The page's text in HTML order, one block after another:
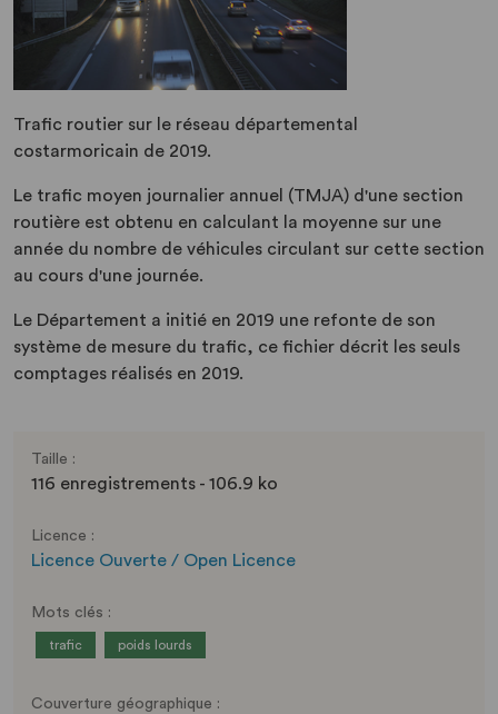
Trafic routier sur le réseau départemental
costarmoricain de 2019.
Le trafic moyen journalier annuel (TMJA) d'une section
routière est obtenu en calculant la moyenne sur une
année du nombre de véhicules circulant sur cette section
au cours d'une journée.
Le Département a initié en 2019 une refonte de son
système de mesure du trafic, ce fichier décrit les seuls
comptages réalisés en 2019.
Taille :
116 enregistrements - 106.9 ko
Licence :
Licence Ouverte / Open Licence
Mots clés :
trafic poids lourds
Couverture géographique :